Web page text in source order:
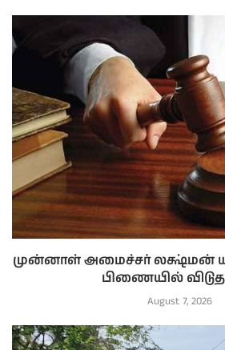
முன்னாள் அமைச்சர் லக்ஷ்மன்
பிணையில்
August 7, 2026